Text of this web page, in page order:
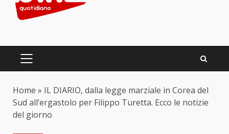
PRIMARY
Home » IL DIARIO, dalla legge marziale in Corea del
Sud all’ergastolo per Filippo Turetta. Ecco le notizie
del giorno